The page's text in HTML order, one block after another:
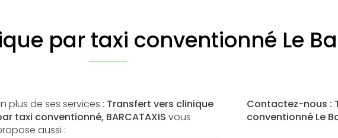
par taxi conventionné Le
plus de ses services : Transfert vers clinique
taxi conventionné, BARCATAXIS vous
aussi :
Contactez-nous :
conventionné Le